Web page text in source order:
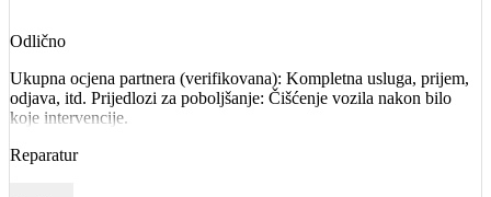
Odlično
Ukupna ocjena partnera (verifikovana): Kompletna usluga, prijem,
odjava, itd. Prijedlozi za poboljšanje: Čišćenje vozila nakon bilo
koje intervencije.
Reparatur